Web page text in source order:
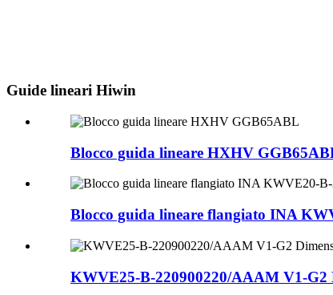
Guide lineari Hiwin
Blocco guida lineare HXHV
Blocco guida lineare flangiato INA
KWVE25-B-220900220/AAAM V1-G2